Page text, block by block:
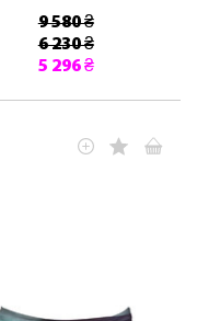
9 580 ₴
6 230 ₴
5 296 ₴